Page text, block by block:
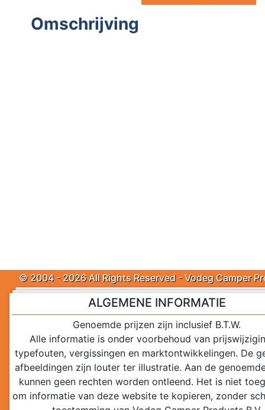
Omschrijving
© 2004 - 2026 All Rights Reserved - Vodeg Camper
ALGEMENE INFORMATIE
Genoemde prijzen zijn inclusief B.T.W.
Alle informatie is onder voorbehoud van
typefouten, vergissingen en marktontwikkelingen. De
afbeeldingen zijn louter ter illustratie. Aan de
kunnen geen rechten worden ontleend. Het is niet
om informatie van deze website te kopieren, zonder